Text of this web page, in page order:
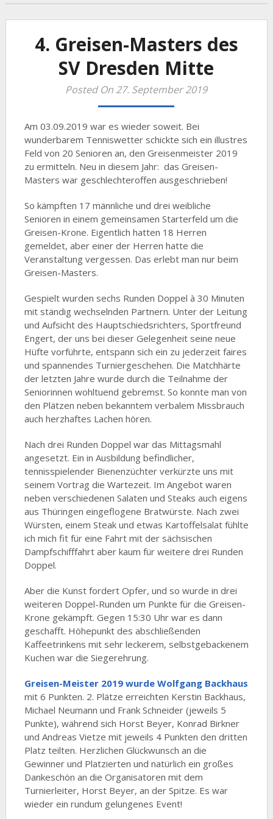
4. Greisen-Masters des
SV Dresden Mitte
Posted On 27. September 2019
Am 03.09.2019 war es wieder soweit. Bei
wunderbarem Tenniswetter schickte sich ein illustres
Feld von 20 Senioren an, den Greisenmeister 2019
zu ermitteln. Neu in diesem Jahr: das Greisen-
Masters war geschlechteroffen ausgeschrieben!
So kämpften 17 männliche und drei weibliche
Senioren in einem gemeinsamen Starterfeld um die
Greisen-Krone. Eigentlich hatten 18 Herren
gemeldet, aber einer der Herren hatte die
Veranstaltung vergessen. Das erlebt man nur beim
Greisen-Masters.
Gespielt wurden sechs Runden Doppel à 30 Minuten
mit ständig wechselnden Partnern. Unter der Leitung
und Aufsicht des Hauptschiedsrichters, Sportfreund
Engert, der uns bei dieser Gelegenheit seine neue
Hüfte vorführte, entspann sich ein zu jederzeit faires
und spannendes Turniergeschehen. Die Matchhärte
der letzten Jahre wurde durch die Teilnahme der
Seniorinnen wohltuend gebremst. So konnte man von
den Plätzen neben bekanntem verbalem Missbrauch
auch herzhaftes Lachen hören.
Nach drei Runden Doppel war das Mittagsmahl
angesetzt. Ein in Ausbildung befindlicher,
tennisspielender Bienenzüchter verkürzte uns mit
seinem Vortrag die Wartezeit. Im Angebot waren
neben verschiedenen Salaten und Steaks auch eigens
aus Thüringen eingeflogene Bratwürste. Nach zwei
Würsten, einem Steak und etwas Kartoffelsalat fühlte
ich mich fit für eine Fahrt mit der sächsischen
Dampfschifffahrt aber kaum für weitere drei Runden
Doppel.
Aber die Kunst fordert Opfer, und so wurde in drei
weiteren Doppel-Runden um Punkte für die Greisen-
Krone gekämpft. Gegen 15:30 Uhr war es dann
geschafft. Höhepunkt des abschließenden
Kaffeetrinkens mit sehr leckerem, selbstgebackenem
Kuchen war die Siegerehrung.
Greisen-Meister 2019 wurde Wolfgang Backhaus
mit 6 Punkten. 2. Plätze erreichten Kerstin Backhaus,
Michael Neumann und Frank Schneider (jeweils 5
Punkte), während sich Horst Beyer, Konrad Birkner
und Andreas Vietze mit jeweils 4 Punkten den dritten
Platz teilten. Herzlichen Glückwunsch an die
Gewinner und Platzierten und natürlich ein großes
Dankeschön an die Organisatoren mit dem
Turnierleiter, Horst Beyer, an der Spitze. Es war
wieder ein rundum gelungenes Event!